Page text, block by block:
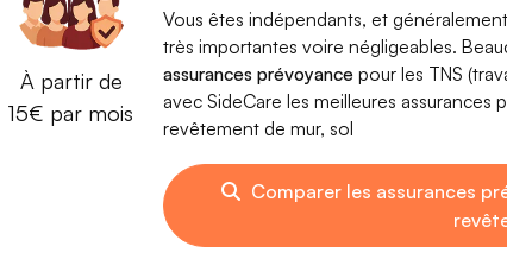
À partir de
15€ par mois
Vous êtes indépendants, et
très importantes voire négligeables.
assurances prévoyancepour les TNS
avec SideCare les meilleures
revêtement de mur, sol
Comparer les assurances